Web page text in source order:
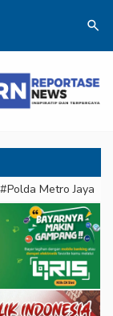
search
#Polda Metro Jaya